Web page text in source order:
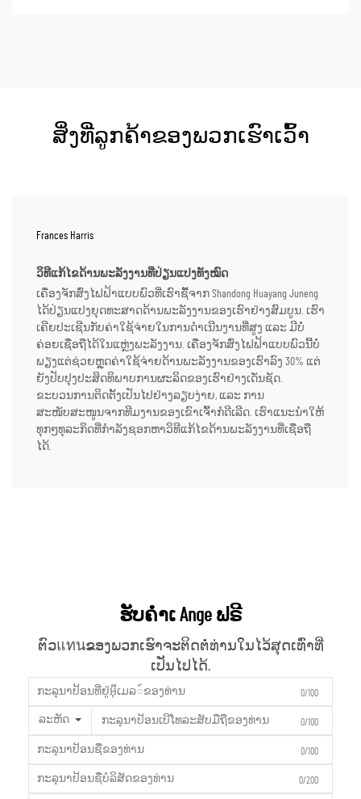
ສິ່ງທີ່ລູກຄ້າຂອງພວກເຮົາເວົ້າ
Frances Harris
ວິທີແກ້ໄຂດ້ານພະລັງງານທີ່ປ່ຽນແປງທັງໝົດ
ເຄື່ອງຈັກສົ່ງໄຟຟ້າແບບພົວທີ່ເຮົາຊື້ຈາກ Shandong Huayang Juneng
ໄດ້ປ່ຽນແປງຍຸດທະສາດດ້ານພະລັງງານຂອງເຮົາຢ່າງສົມບູນ. ເຮົາ
ເຄີຍປະເຊີນກັບຄ່າໃຊ້ຈ່າຍໃນການດຳເນີນງານທີ່ສູງ ແລະ ມີບໍ່
ຄ່ອຍເຊື່ອຖືໄດ້ໃນແຫຼ່ງພະລັງງານ. ເຄື່ອງຈັກສົ່ງໄຟຟ້າແບບພົວນີ້ບໍ່
ພຽງແຕ່ຊ່ວຍຫຼຸດຄ່າໃຊ້ຈ່າຍດ້ານພະລັງງານຂອງເຮົາລົງ 30% ແຕ່
ຍັງປັບປຸງປະສິດທິພາບການຜະລິດຂອງເຮົາຢ່າງເດັ່ນຊັດ.
ຂະບວນການຕິດຕັ້ງເປັນໄປຢ່າງລຽບງ່າຍ, ແລະ ການ
ສະໜັບສະໜູນຈາກທີມງານຂອງເຂົາເຈົ້າກໍດີເລີດ. ເຮົາແນະນຳໃຫ້
ທຸກໆທຸລະກິດທີ່ກຳລັງຊອກຫາວິທີແກ້ໄຂດ້ານພະລັງງານທີ່ເຊື່ອຖື
ໄດ້.
ຮັບຄຳເ Ange ຟຣີ
ຕົວแทนຂອງພວກເຮົາຈະຕິດຕໍ່ທ່ານໃນໄວ້ສຸດເທົ່າທີ່
ເປັນໄປໄດ້.
0/100
ລະຫັດ 0/100
0/100
0/200